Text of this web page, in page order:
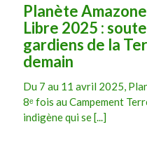
Planète
Libre 2025 :
gardiens de la
demain
Du 7 au 11 avril 2025,
8ᵉ fois au Campement
indigène qui se [...]